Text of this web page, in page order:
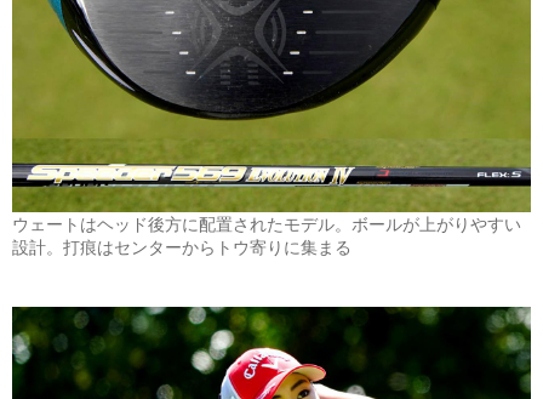
ウェートはヘッド後方に配置されたモデル。ボールが上がりやすい
設計。打痕はセンターからトウ寄りに集まる